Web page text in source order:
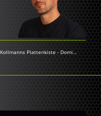
Kollmanns Plattenkiste - Dominik Kollmann